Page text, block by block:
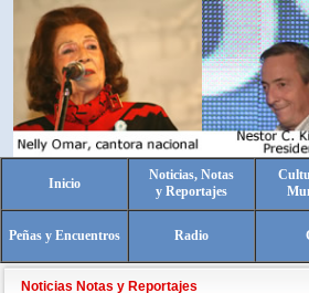
Inicio
Noticias, Notas
y Reportajes
Peñas y Encuentros Radio
Noticias Notas y Reportajes